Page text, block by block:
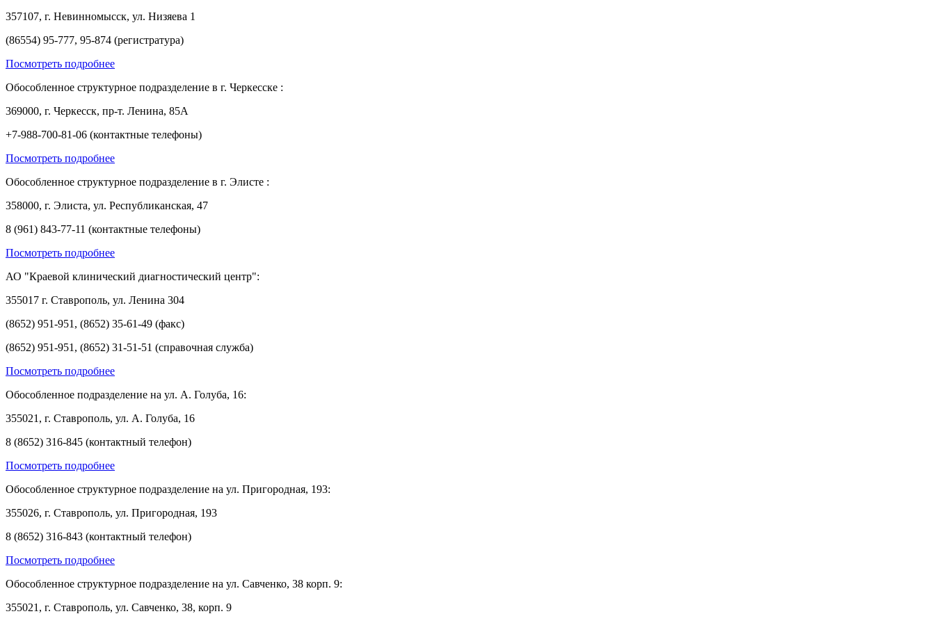
357107, г. Невинномысск, ул. Низяева 1
(86554) 95-777, 95-874 (регистратура)
Посмотреть подробнее
Обособленное структурное подразделение в г. Черкесске :
369000, г. Черкесск, пр-т. Ленина, 85А
+7-988-700-81-06 (контактные телефоны)
Посмотреть подробнее
Обособленное структурное подразделение в г. Элисте :
358000, г. Элиста, ул. Республиканская, 47
8 (961) 843-77-11 (контактные телефоны)
Посмотреть подробнее
АО "Краевой клинический диагностический центр":
355017 г. Ставрополь, ул. Ленина 304
(8652) 951-951, (8652) 35-61-49 (факс)
(8652) 951-951, (8652) 31-51-51 (справочная служба)
Посмотреть подробнее
Обособленное подразделение на ул. А. Голуба, 16:
355021, г. Ставрополь, ул. А. Голуба, 16
8 (8652) 316-845 (контактный телефон)
Посмотреть подробнее
Обособленное структурное подразделение на ул. Пригородная, 193:
355026, г. Ставрополь, ул. Пригородная, 193
8 (8652) 316-843 (контактный телефон)
Посмотреть подробнее
Обособленное структурное подразделение на ул. Савченко, 38 корп. 9:
355021, г. Ставрополь, ул. Савченко, 38, корп. 9